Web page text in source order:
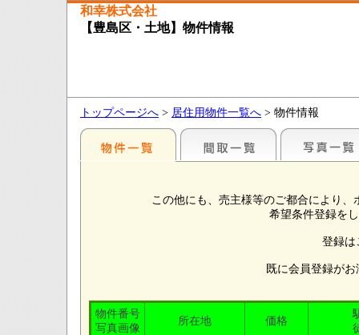
和幸株式会社
【豊島区・土地】物件情報
トップページへ > 居住用物件一覧へ > 物件情報
この他にも、売主様等のご都合により
希望条件登録を
登録
既に会員登録が
物件番号
写真画像
所在地 価格